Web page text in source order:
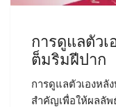
การดูแลตัวเ
ต็มริมฝีปาก
การดูแลตัวเองหลั
สำคัญเพื่อให้ผลลัพ